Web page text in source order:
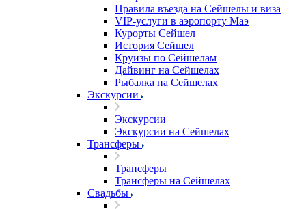
Правила въезда на Сейшелы и виза
VIP-услуги в аэропорту Маэ
Курорты Сейшел
История Сейшел
Круизы по Сейшелам
Дайвинг на Сейшелах
Рыбалка на Сейшелах
Экскурсии
Экскурсии
Экскурсии на Сейшелах
Трансферы
Трансферы
Трансферы на Сейшелах
Свадьбы